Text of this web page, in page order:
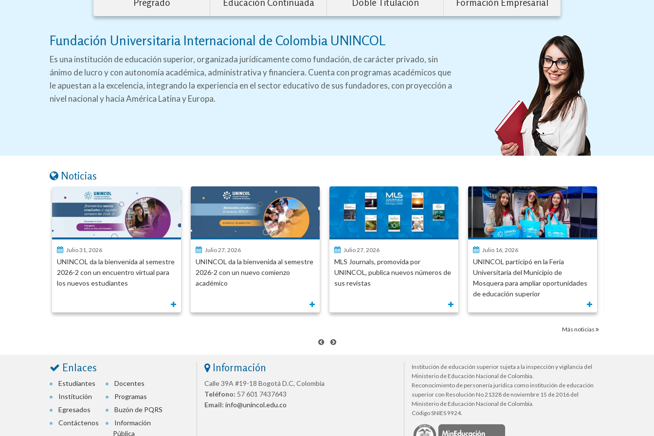
Fundación Universitaria Internacional de Colombia UNINCOL
Es una institución de educación superior, organizada jurídicamente como fundación, de carácter privado, sin
ánimo de lucro y con autonomía académica, administrativa y financiera. Cuenta con programas académicos que
le apuestan a la excelencia, integrando la experiencia en el sector educativo de sus fundadores, con proyección a
nivel nacional y hacia América Latina y Europa.
Noticias
Julio 31, 2026
UNINCOL da la bienvenida al semestre
2026-2 con un encuentro virtual para
los nuevos estudiantes
Julio 27, 2026
UNINCOL da la bienvenida al semestre
2026-2 con un nuevo comienzo
académico
Julio 27, 2026
MLS Journals, promovida por
UNINCOL, publica nuevos números de
sus revistas
Julio 16, 2026
UNINCOL participó en la Feria
Universitaria del Municipio de
Mosquera para ampliar oportunidades
de educación superior
Más noticias
Enlaces
Estudiantes
Docentes
Institución
Programas
Egresados
Buzón de PQRS
Contáctenos
Información
Pública
Información
Calle 39A #19-18 Bogotá D.C, Colombia
Teléfono: 57 601 7437643
Email: info@unincol.edu.co
Institución de educación superior sujeta a la inspección y vigilancia del
Ministerio de Educación Nacional de Colombia.
Reconocimiento de personería jurídica como institución de educación
superior con Resolución No 21328 de noviembre 15 de 2016 del
Ministerio de Educación Nacional de Colombia.
Código SNIES 9924.